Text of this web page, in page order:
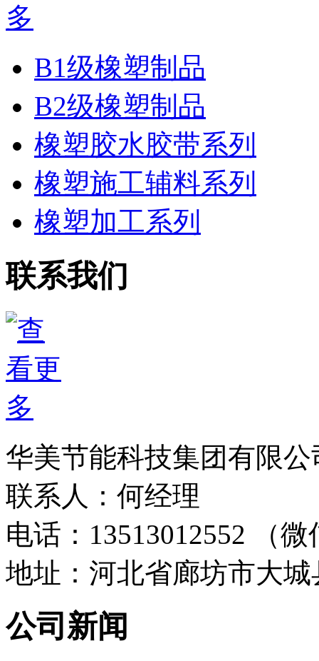
B1级橡塑制品
B2级橡塑制品
橡塑胶水胶带系列
橡塑施工辅料系列
橡塑加工系列
联系我们
华美节能科技集团有限公
联系人：何经理
电话：13513012552 （
地址：河北省廊坊市大
公司新闻